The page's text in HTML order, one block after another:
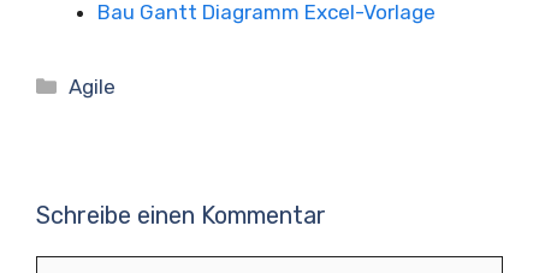
Bau Gantt Diagramm Excel-Vorlage
Kategorien
Agile
Schreibe einen Kommentar